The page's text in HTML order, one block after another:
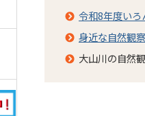
令和8年度いろ
身近な自然観察
大山川の自然